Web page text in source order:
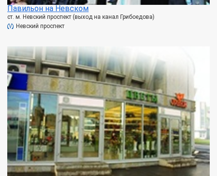
Павильон на Невском
ст. м. Невский проспект (выход на канал Грибоедова)
Невский проспект